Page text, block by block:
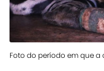
Foto do período em que